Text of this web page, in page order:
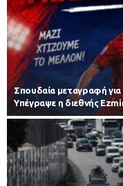
Σπουδαία μεταγραφή
Υπέγραψε η διεθνής